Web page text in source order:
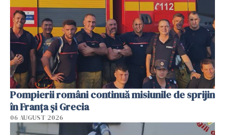
Pompierii români continuă misiunile de sprijin
în Franţa şi Grecia
06 AUGUST 2026